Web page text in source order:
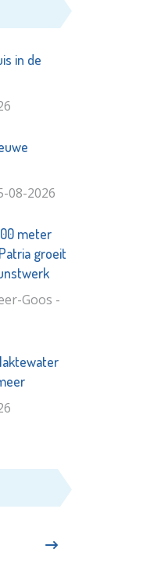
in de
08-2026
meter
groeit
Goos -